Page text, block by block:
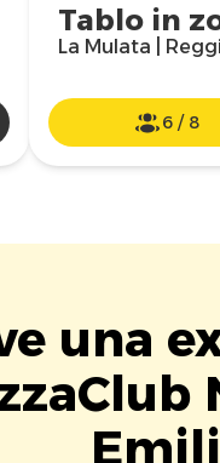
Tablo in
La Mulata |
6/ 8
una